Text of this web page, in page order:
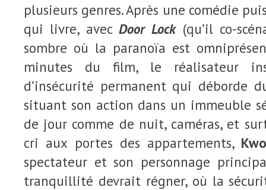
plusieurs genres. Après une comédie
qui livre, avec Door Lock(qu’il co-
sombre où la paranoïa est
minutes du film, le réalisateur
d’insécurité permanent qui déborde
situant son action dans un immeuble
de jour comme de nuit, caméras, et
cri aux portes des appartements,
spectateur et son personnage
tranquillité devrait régner, où la